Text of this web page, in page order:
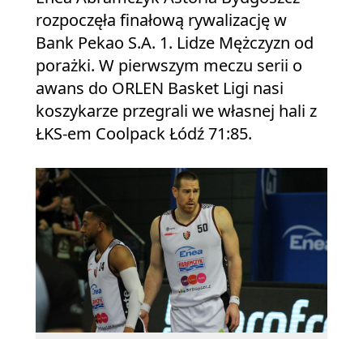
rozpoczęła finałową rywalizację w
Bank Pekao S.A. 1. Lidze Mężczyzn od
porażki. W pierwszym meczu serii o
awans do ORLEN Basket Ligi nasi
koszykarze przegrali we własnej hali z
ŁKS-em Coolpack Łódź 71:85.